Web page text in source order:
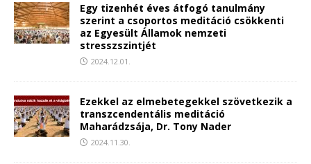
Egy tizenhét éves átfogó tanulmány
szerint a csoportos meditáció csökkenti
az Egyesült Államok nemzeti
stresszszintjét
2024.12.01.
Ezekkel az elmebetegekkel szövetkezik a
transzcendentális meditáció
Maharádzsája, Dr. Tony Nader
2024.11.30.